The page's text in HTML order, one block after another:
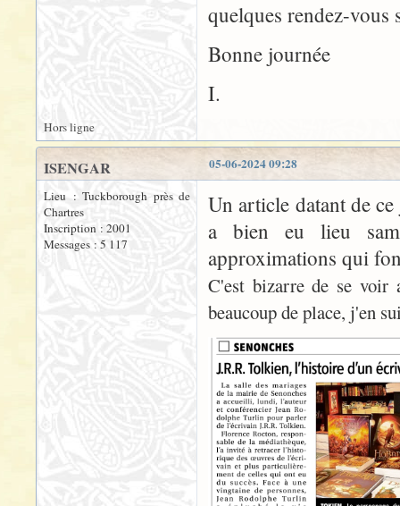
quelques rendez-
Bonne journée
I.
Hors ligne
05-06-2024 09:28
ISENGAR
Lieu : Tuckborough près de
Chartres
Inscription : 2001
Messages : 5 117
Un article datant de
a bien eu lieu
approximations qui
C'est bizarre de se voir
beaucoup de place, j'en